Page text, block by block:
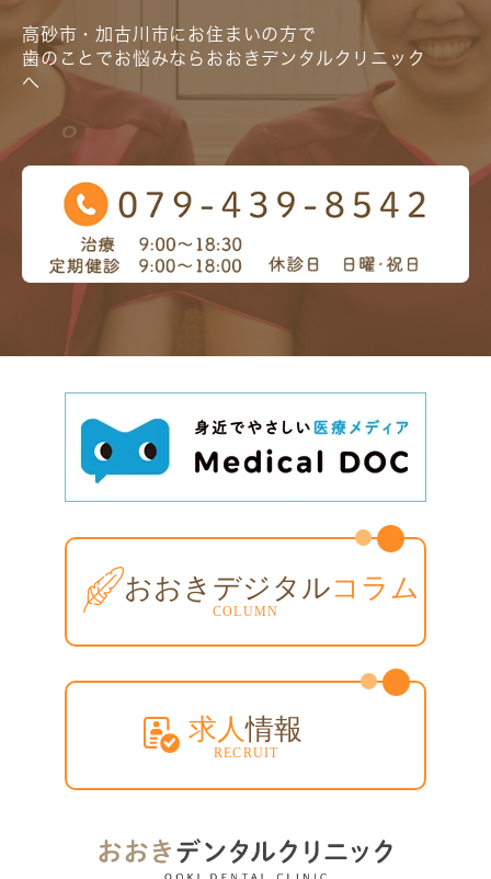
高砂市・加古川市にお住まいの方で
歯のことでお悩みならおおきデンタルクリニック
へ